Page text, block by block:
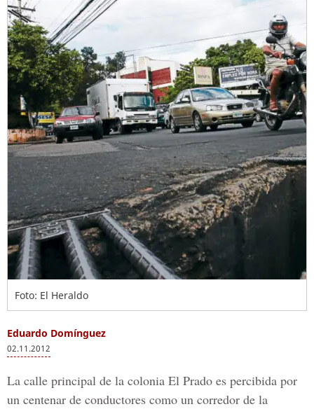
Foto: El Heraldo
Eduardo Domínguez
02.11.2012
La calle principal de la colonia El Prado es percibida por
un centenar de conductores como un corredor de la